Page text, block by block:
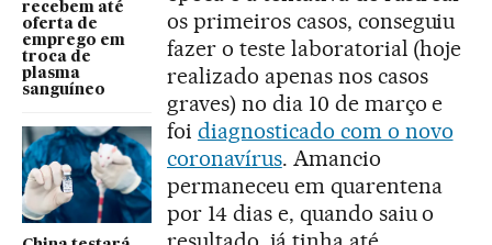
recebem até
oferta de
emprego em
troca de
plasma
sanguíneo
os primeiros casos, conseguiu
fazer o teste laboratorial (hoje
realizado apenas nos casos
graves) no dia 10 de março e
foi diagnosticado com o novo
coronavírus. Amancio
permaneceu em quarentena
por 14 dias e, quando saiu o